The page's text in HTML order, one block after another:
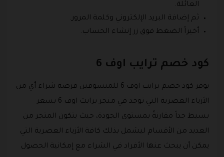
العائلة.
ثم إضافة البريد الإلكتروني وكلمة المرور.
أخيراً الضغط فوق زر إنشاء الحساب.
كود خصم ترايب اوف 6
يوفر كود خصم ترايب اوف 6 للمتسوقين فرصة شراء أي من
الأزياء العصرية التي توجد في متجر برايت اوف 6 بسعر
بسيط جداً مقارنةً بمستوى الجودة، حيث يتكون المتجر من
العديد من الأقسام ليشمل بذلك كافة الأزياء العصرية التي
يمكن أن يبحث عنها الأفراد في الشراء مع إمكانية الحصول